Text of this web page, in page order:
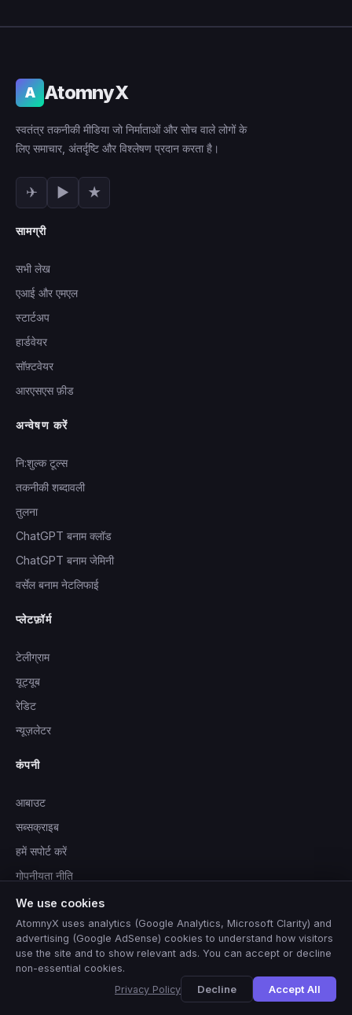
A AtomnyX
स्वतंत्र तकनीकी मीडिया जो निर्माताओं और सोच वाले लोगों के
लिए समाचार, अंतर्दृष्टि और विश्लेषण प्रदान करता है।
✈ ▶ ★
सामग्री
सभी लेख
एआई और एमएल
स्टार्टअप
हार्डवेयर
सॉफ़्टवेयर
आरएसएस फ़ीड
अन्वेषण करें
नि:शुल्क टूल्स
तकनीकी शब्दावली
तुलना
ChatGPT बनाम क्लॉड
ChatGPT बनाम जेमिनी
वर्सेल बनाम नेटलिफाई
प्लेटफ़ॉर्म
टेलीग्राम
यूट्यूब
रेडिट
न्यूज़लेटर
कंपनी
आबाउट
सब्सक्राइब
हमें सपोर्ट करें
गोपनीयता नीति
सेवा की शर्तें
© 2026 AtomnyX. सभी अधिकार सुरक्षित।
Built with purpose. Powered by curiosity.
We use cookies
AtomnyX uses analytics (Google Analytics, Microsoft Clarity) and
advertising (Google AdSense) cookies to understand how visitors
use the site and to show relevant ads. You can accept or decline
non-essential cookies.
Privacy Policy
Decline Accept All
View this site in English Yes No, thanks